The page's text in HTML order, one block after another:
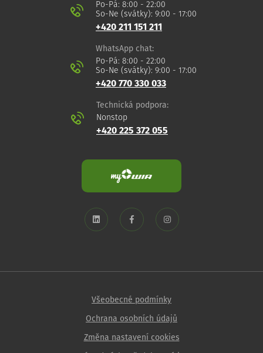
Po-Pá: 8:00 - 22:00
So-Ne (svátky): 9:00 - 17:00
+420 211 151 211
WhatsApp chat:
Po-Pá: 8:00 - 22:00
So-Ne (svátky): 9:00 - 17:00
+420 770 330 033
Technická podpora:
Nonstop
+420 225 372 055
Všeobecné podmínky
Ochrana osobních údajů
Změna nastavení cookies